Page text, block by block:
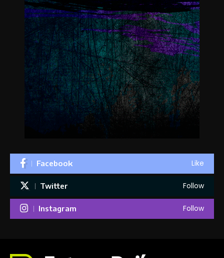
Facebook Like
Twitter Follow
Instagram Follow